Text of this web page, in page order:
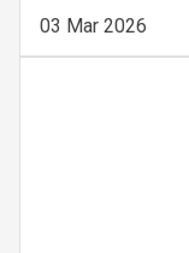
03 Mar 2026